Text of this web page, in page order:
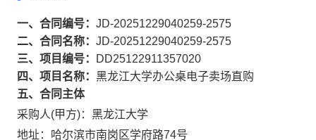
一、合同编号： JD-20251229040259-2575
二、合同名称： JD-20251229040259-2575
三、项目编号：
DD25122911357020
四、项目名称： 黑龙江大学办公桌电子卖场直购
五、合同主体
采购人(甲方)：黑龙江大学
地址：哈尔滨市南岗区学府路74号